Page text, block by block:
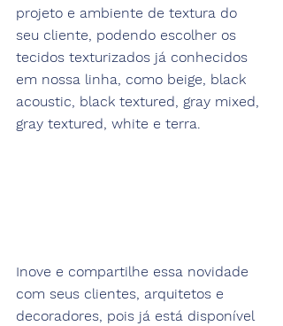
projeto e ambiente de textura do
seu cliente, podendo escolher os
tecidos texturizados já conhecidos
em nossa linha, como beige, black
acoustic, black textured, gray mixed,
gray textured, white e terra.
Inove e compartilhe essa novidade
com seus clientes, arquitetos e
decoradores, pois já está disponível